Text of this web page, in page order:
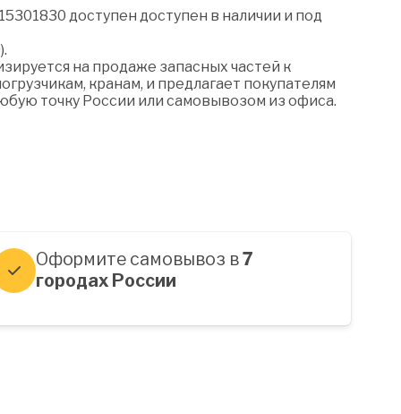
доступен доступен в наличии и под
на продаже запасных частей к
кранам, и предлагает покупателям
точку России или самовывозом из офиса.
Оформите самовывоз в7
городах России